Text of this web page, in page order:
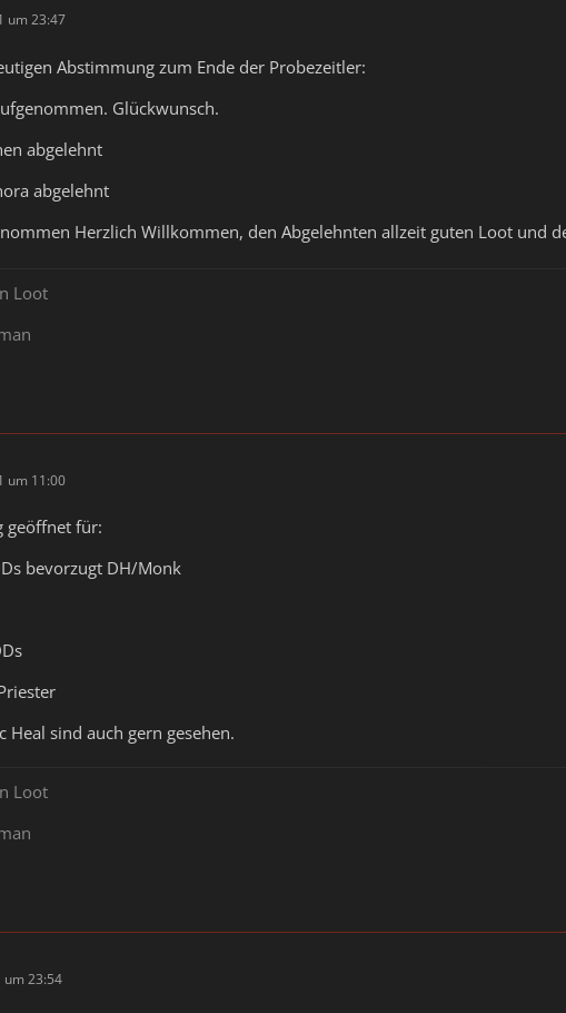
um 23:47
Abstimmung zum Ende der Probezeitler:
Glückwunsch.
abgelehnt
abgelehnt
Herzlich Willkommen, den Abgelehnten allzeit guten Loot und
Loot
um 11:00
geöffnet für:
bevorzugt DH/Monk
Heal sind auch gern gesehen.
Loot
um 23:54